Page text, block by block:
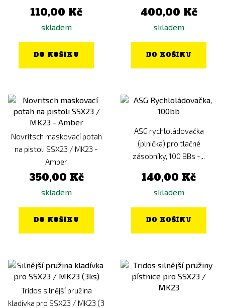
110,00 Kč
skladem
DO KOŠÍKU
400,00 Kč
skladem
DO KOŠÍKU
Novritsch maskovací potah
na pistoli SSX23 / MK23 -
Amber
350,00 Kč
skladem
DO KOŠÍKU
ASG rychloládovačka
(plnička) pro tlačné
zásobníky, 100 BBs -...
140,00 Kč
skladem
DO KOŠÍKU
Tridos silnější pružina
kladívka pro SSX23 / MK23 (3